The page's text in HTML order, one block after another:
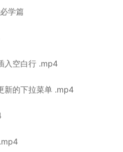
学篇
入空白行 .mp4
新的下拉菜单 .mp4